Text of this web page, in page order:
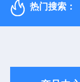
热门搜索：